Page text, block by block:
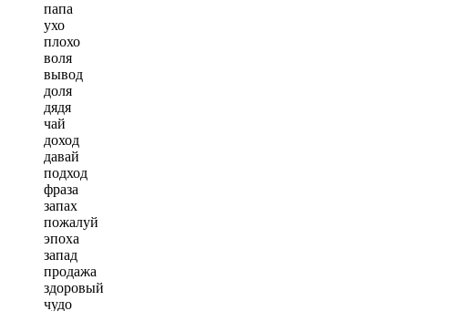
папа
ухо
плохо
воля
вывод
доля
дядя
чай
доход
давай
подход
фраза
запах
пожалуй
эпоха
запад
продажа
здоровый
чудо